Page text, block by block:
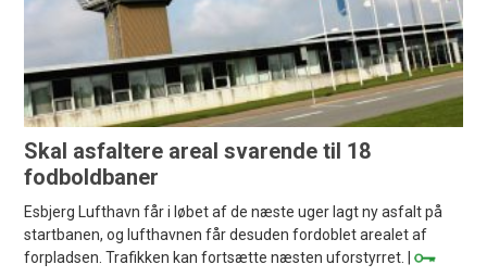
Skal asfaltere areal svarende til 18
fodboldbaner
Esbjerg Lufthavn får i løbet af de næste uger lagt ny asfalt på
startbanen, og lufthavnen får desuden fordoblet arealet af
forpladsen. Trafikken kan fortsætte næsten uforstyrret. |